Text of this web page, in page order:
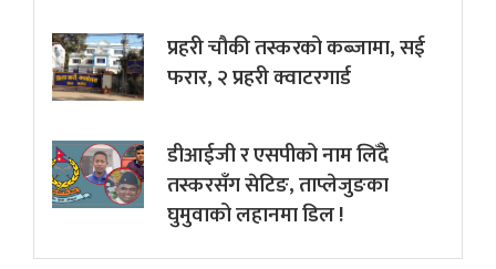
प्रहरी चौकी तस्करको कब्जामा, सई
फरार, २ प्रहरी क्वाटरगार्ड
डीआईजी र एसपीको नाम लिँदै
तस्करसँग सेटिङ, ताप्लेजुङका
घुमुवाको लहानमा डिल !